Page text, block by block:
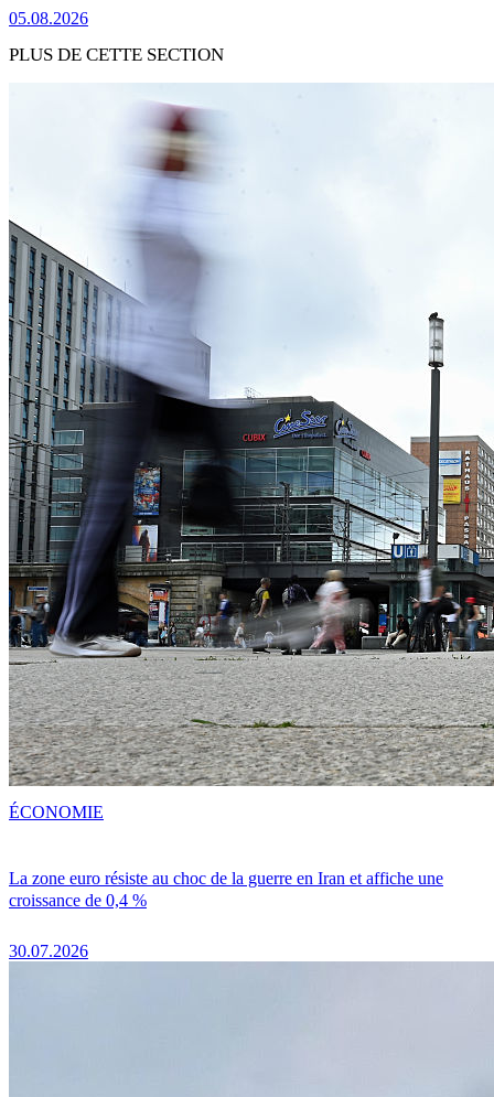
05.08.2026
PLUS DE CETTE SECTION
La zone euro résiste au choc de la guerre en Iran et affiche une
croissance de 0,4 %
30.07.2026
ÉCONOMIE